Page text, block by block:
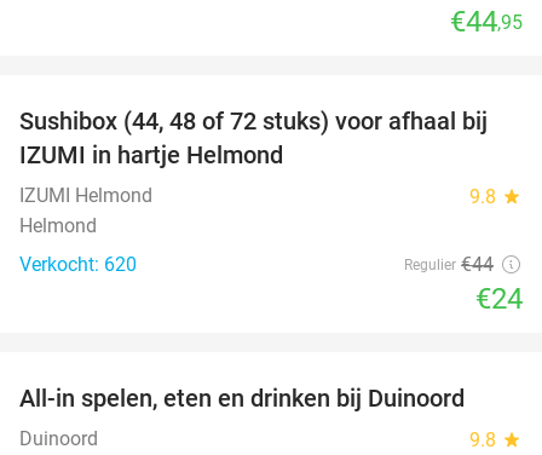
€44,95
45%
Sushibox (44, 48 of 72 stuks) voor afhaal bij
IZUMI in hartje Helmond
IZUMI Helmond 9.8 star
Helmond
Verkocht: 620
Regulier €44
€24
All-in spelen, eten en drinken bij Duinoord
Duinoord 9.8 star